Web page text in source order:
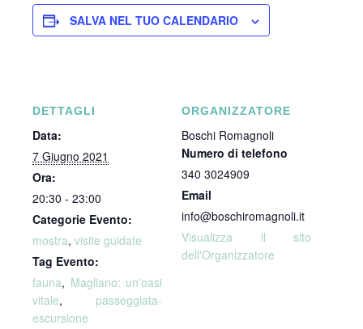
SALVA NEL TUO CALENDARIO
DETTAGLI
Data:
7 Giugno 2021
Ora:
20:30 - 23:00
Categorie Evento:
mostra, visite guidate
Tag Evento:
fauna, Magliano: un'oasi
vitale, passeggiata-
escursione
ORGANIZZATORE
Boschi Romagnoli
Numero di telefono
340 3024909
Email
info@boschiromagnoli.it
Visualizza il sito
dell'Organizzatore